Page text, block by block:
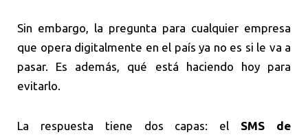
Sin embargo, la pregunta para cualquier empresa
que opera digitalmente en el país ya no es si le va a
pasar. Es además, qué está haciendo hoy para
evitarlo.
La respuesta tiene dos capas: el SMS de